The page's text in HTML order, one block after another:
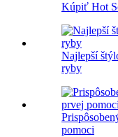
Kúpiť Hot
Najlepší
ryby
pomoci